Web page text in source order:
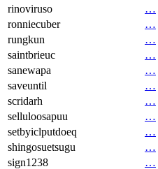
rinoviruso
…
ronniecuber
…
rungkun
…
saintbrieuc
…
sanewapa
…
saveuntil
…
scridarh
…
selluloosapuu
…
setbyiclputdoeq
…
shingosuetsugu
…
sign1238
…